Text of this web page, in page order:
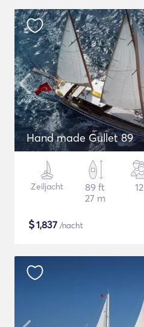
Hand made Gullet 89
Zeiljacht
89 ft
27 m
12
$1,837 /nacht